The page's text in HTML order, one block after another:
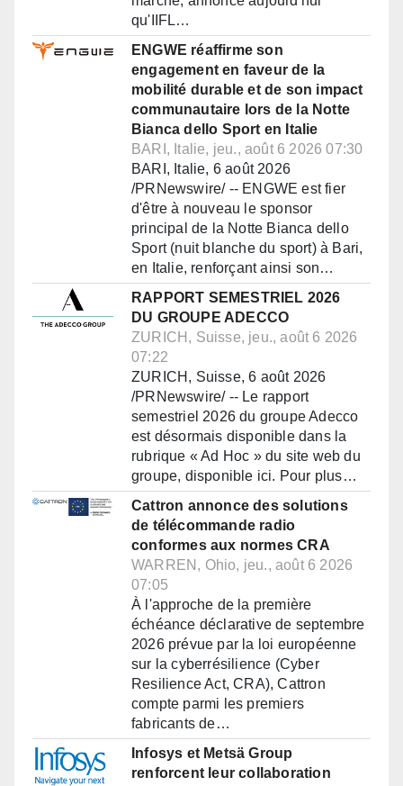
qu'IIFL…
ENGWE réaffirme son
engagement en faveur de la
mobilité durable et de son impact
communautaire lors de la Notte
Bianca dello Sport en Italie
BARI, Italie, jeu., août 6 2026 07:30
BARI, Italie, 6 août 2026
/PRNewswire/ -- ENGWE est fier
d'être à nouveau le sponsor
principal de la Notte Bianca dello
Sport (nuit blanche du sport) à Bari,
en Italie, renforçant ainsi son…
RAPPORT SEMESTRIEL 2026
DU GROUPE ADECCO
ZURICH, Suisse, jeu., août 6 2026
07:22
ZURICH, Suisse, 6 août 2026
/PRNewswire/ -- Le rapport
semestriel 2026 du groupe Adecco
est désormais disponible dans la
rubrique « Ad Hoc » du site web du
groupe, disponible ici. Pour plus…
Cattron annonce des solutions
de télécommande radio
conformes aux normes CRA
WARREN, Ohio, jeu., août 6 2026
07:05
À l'approche de la première
échéance déclarative de septembre
2026 prévue par la loi européenne
sur la cyberrésilience (Cyber
Resilience Act, CRA), Cattron
compte parmi les premiers
fabricants de…
Infosys et Metsä Group
renforcent leur collaboration